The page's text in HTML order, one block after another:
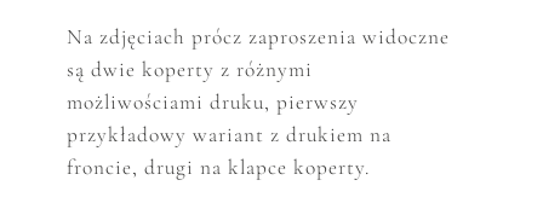
Na zdjęciach prócz zaproszenia widoczne
są dwie koperty z różnymi
możliwościami druku, pierwszy
przykładowy wariant z drukiem na
froncie, drugi na klapce koperty.